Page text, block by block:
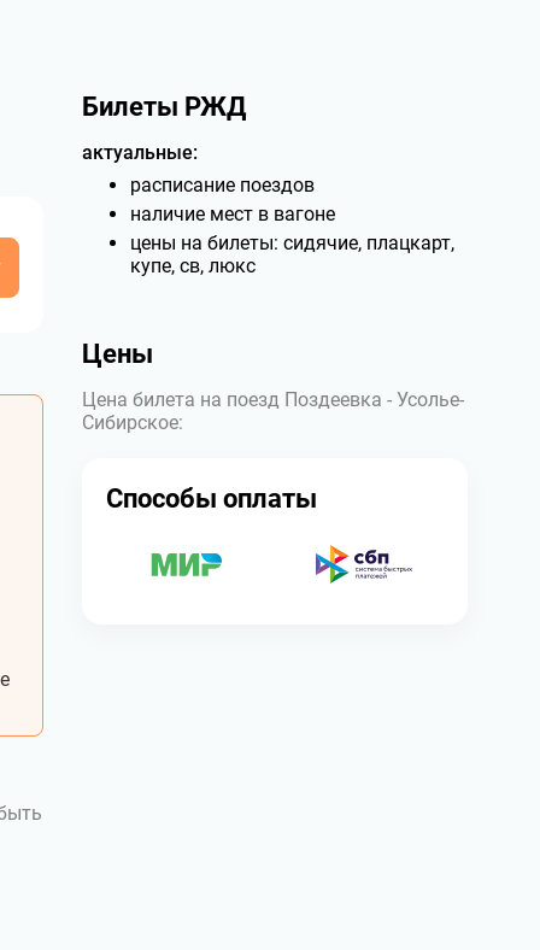
Билеты РЖД
актуальные:
расписание поездов
наличие мест в вагоне
цены на билеты: сидячие, плацкарт,
купе, св, люкс
Цены
Цена билета на поезд Поздеевка - Усолье-
Сибирское:
Способы оплаты